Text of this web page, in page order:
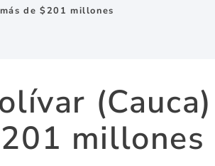
de $201 millones
(Cauca)
millones